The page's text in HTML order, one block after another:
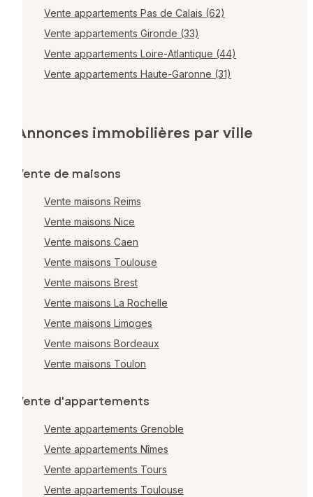
Vente appartements Pas de Calais (62)
Vente appartements Gironde (33)
Vente appartements Loire-Atlantique (44)
Vente appartements Haute-Garonne (31)
Annonces immobilières par ville
Vente de maisons
Vente maisons Reims
Vente maisons Nice
Vente maisons Caen
Vente maisons Toulouse
Vente maisons Brest
Vente maisons La Rochelle
Vente maisons Limoges
Vente maisons Bordeaux
Vente maisons Toulon
Vente d'appartements
Vente appartements Grenoble
Vente appartements Nîmes
Vente appartements Tours
Vente appartements Toulouse